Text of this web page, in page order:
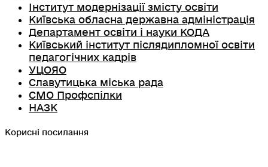
Інститут модернізації змісту освіти
Київська обласна державна адміністрація
Департамент освіти і науки КОДА
Київський інститут післядипломної освіти
педагогічних кадрів
УЦОЯО
Славутицька міська рада
СМО Профспілки
НАЗК
Корисні посилання